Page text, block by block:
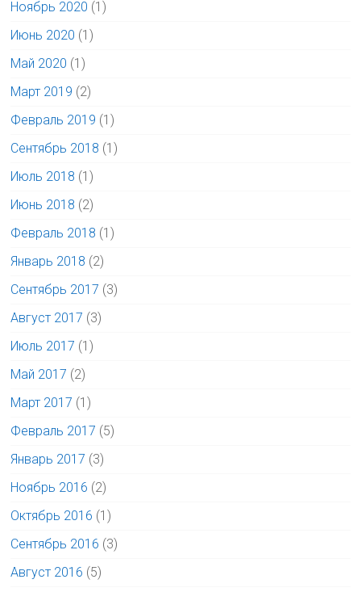
Ноябрь 2020 (1)
Июнь 2020 (1)
Май 2020 (1)
Март 2019 (2)
Февраль 2019 (1)
Сентябрь 2018 (1)
Июль 2018 (1)
Июнь 2018 (2)
Февраль 2018 (1)
Январь 2018 (2)
Сентябрь 2017 (3)
Август 2017 (3)
Июль 2017 (1)
Май 2017 (2)
Март 2017 (1)
Февраль 2017 (5)
Январь 2017 (3)
Ноябрь 2016 (2)
Октябрь 2016 (1)
Сентябрь 2016 (3)
Август 2016 (5)